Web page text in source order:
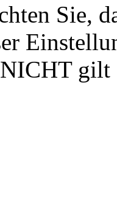
Sie,
gilt